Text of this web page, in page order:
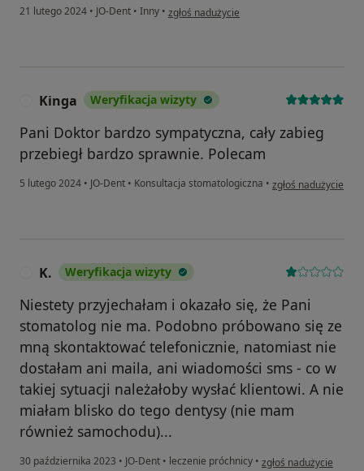
21 lutego 2024 • JO-Dent • Inny • w opinii użytkownika Konto zostało usunięte
zgłoś nadużycie
Kinga Weryfikacja wizyty
Pani Doktor bardzo sympatyczna, cały zabieg
przebiegł bardzo sprawnie. Polecam
5 lutego 2024 • JO-Dent • Konsultacja stomatologiczna • w opinii
zgłoś nadużycie
K. Weryfikacja wizyty
Niestety przyjechałam i okazało się, że Pani
stomatolog nie ma. Podobno próbowano się ze
mną skontaktować telefonicznie, natomiast nie
dostałam ani maila, ani wiadomości sms - co w
takiej sytuacji należałoby wysłać klientowi. A nie
miałam blisko do tego dentysy (nie mam
również samochodu)...
30 października 2023 • JO-Dent • leczenie próchnicy • w opinii użytkownika K.
zgłoś nadużycie